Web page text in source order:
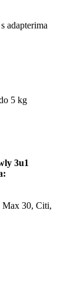
adapterima
5 kg
3u1
30, Citi,